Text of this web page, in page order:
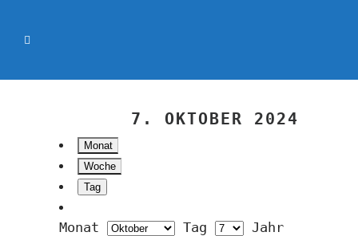
7. OKTOBER 2024
Monat
Woche
Tag
Monat Tag Jahr